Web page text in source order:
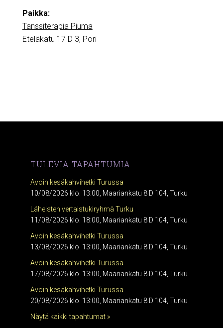
Paikka:
Tanssiterapia Piuma
Eteläkatu 17 D 3, Pori
TULEVIA TAPAHTUMIA
Avoin kesäkahvihetki Turussa
10/08/2026 klo. 13:00, Maariankatu 8 D 104, Turku
Läheisten vertaistukiryhmä Turku
11/08/2026 klo. 18:00, Maariankatu 8 D 104, Turku
Avoin kesäkahvihetki Turussa
13/08/2026 klo. 13:00, Maariankatu 8 D 104, Turku
Avoin kesäkahvihetki Turussa
17/08/2026 klo. 13:00, Maariankatu 8 D 104, Turku
Avoin kesäkahvihetki Turussa
20/08/2026 klo. 13:00, Maariankatu 8 D 104, Turku
Näytä kaikki tapahtumat »